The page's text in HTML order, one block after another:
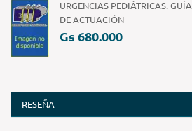
URGENCIAS PEDIÁTRICAS. GUÍA
DE ACTUACIÓN
Gs 680.000
RESEÑA